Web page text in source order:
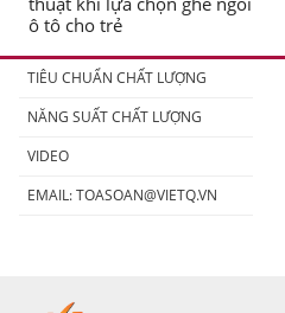
ô tô cho trẻ
TIÊU CHUẨN CHẤT LƯỢNG
NĂNG SUẤT CHẤT LƯỢNG
VIDEO
EMAIL:TOASOAN@VIETQ.VN